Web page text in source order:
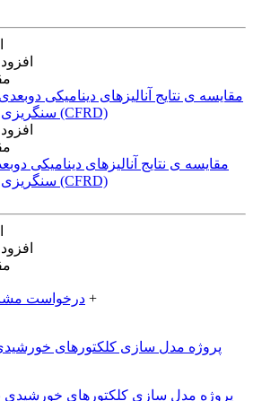
مقایسه ی‌ نتایج آنالیزهای‌ دینامیکی‌
سنگریزی‌ شده با‌رویه‌ی‌ بتنی‌ (CFRD)
درخواست +
پروژه مدل سازی کلکتورهای خورشیدی